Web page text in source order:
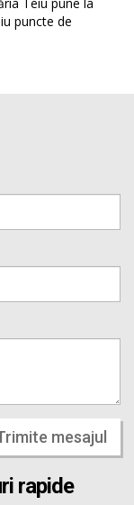
puncte de
mesajul
rapide